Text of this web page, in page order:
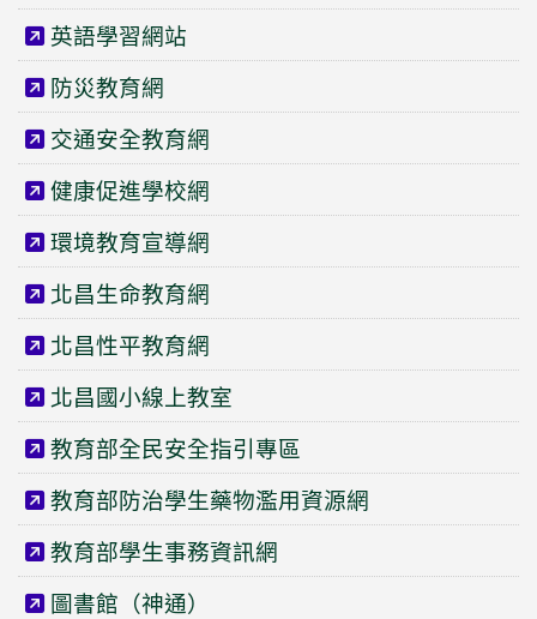
英語學習網站
防災教育網
交通安全教育網
健康促進學校網
環境教育宣導網
北昌生命教育網
北昌性平教育網
北昌國小線上教室
教育部全民安全指引專區
教育部防治學生藥物濫用資源網
教育部學生事務資訊網
圖書館（神通）